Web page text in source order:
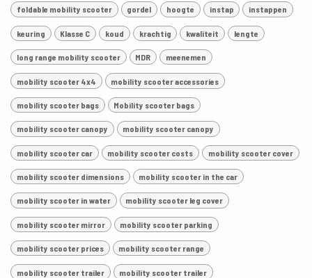
foldable mobility scooter gordel hoogte instap instappen
keuring Klasse C koud krachtig kwaliteit lengte
long range mobility scooter MDR meenemen
mobility scooter 4x4 mobility scooter accessories
mobility scooter bags Mobility scooter bags
mobility scooter canopy mobility scooter canopy
mobility scooter car mobility scooter costs mobility scooter cover
mobility scooter dimensions mobility scooter in the car
mobility scooter in water mobility scooter leg cover
mobility scooter mirror mobility scooter parking
mobility scooter prices mobility scooter range
mobility scooter trailer mobility scooter trailer